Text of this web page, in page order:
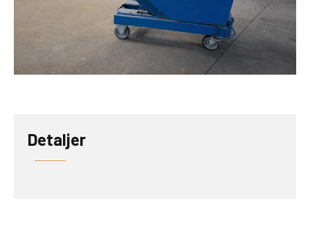
Detaljer